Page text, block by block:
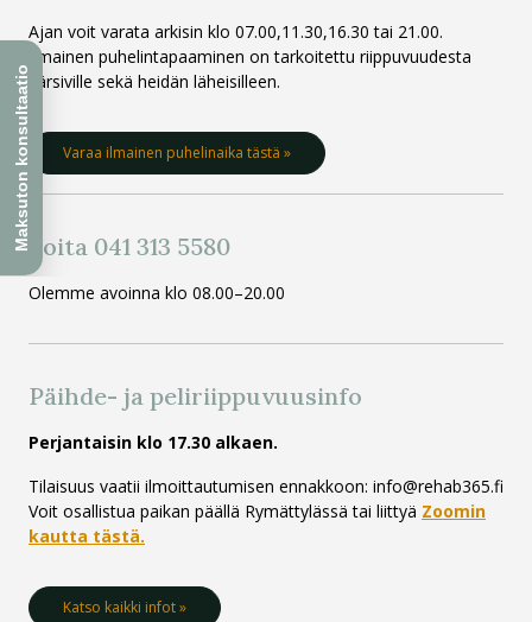
Ajan voit varata arkisin klo 07.00,11.30,16.30 tai 21.00.
Ilmainen puhelintapaaminen on tarkoitettu riippuvuudesta
kärsiville sekä heidän läheisilleen.
Varaa ilmainen puhelinaika tästä »
Soita 041 313 5580
Olemme avoinna klo 08.00–20.00
Päihde- ja peli­riippuvuus­info
Perjantaisin klo 17.30 alkaen.
Tilaisuus vaatii ilmoittautumisen ennakkoon: info@rehab365.fi
Voit osallistua paikan päällä Rymättylässä tai liittyä Zoomin
kautta tästä.
Katso kaikki infot »